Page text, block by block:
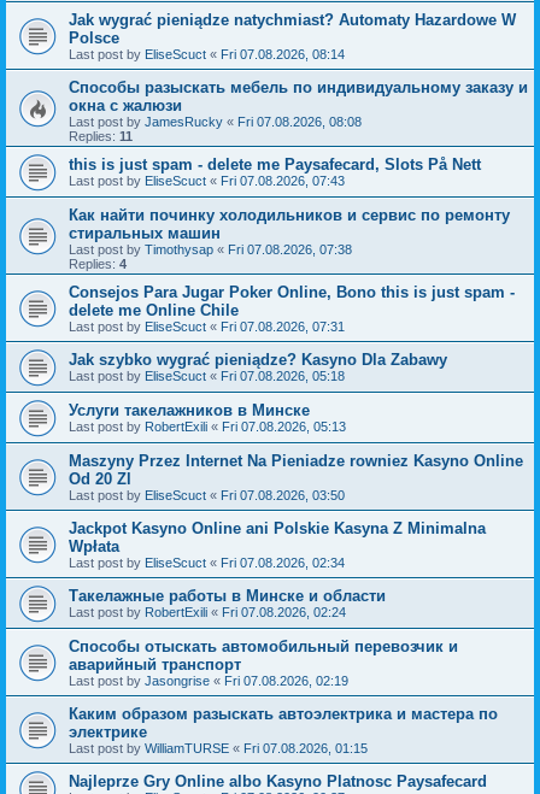
Jak wygrać pieniądze natychmiast? Automaty Hazardowe W
Polsce
Last post by EliseScuct « Fri 07.08.2026, 08:14
Способы разыскать мебель по индивидуальному заказу и
окна с жалюзи
Last post by JamesRucky « Fri 07.08.2026, 08:08
Replies: 11
this is just spam - delete me Paysafecard, Slots På Nett
Last post by EliseScuct « Fri 07.08.2026, 07:43
Как найти починку холодильников и сервис по ремонту
стиральных машин
Last post by Timothysap « Fri 07.08.2026, 07:38
Replies: 4
Consejos Para Jugar Poker Online, Bono this is just spam -
delete me Online Chile
Last post by EliseScuct « Fri 07.08.2026, 07:31
Jak szybko wygrać pieniądze? Kasyno Dla Zabawy
Last post by EliseScuct « Fri 07.08.2026, 05:18
Услуги такелажников в Минске
Last post by RobertExili « Fri 07.08.2026, 05:13
Maszyny Przez Internet Na Pieniadze rowniez Kasyno Online
Od 20 Zl
Last post by EliseScuct « Fri 07.08.2026, 03:50
Jackpot Kasyno Online ani Polskie Kasyna Z Minimalna
Wpłata
Last post by EliseScuct « Fri 07.08.2026, 02:34
Такелажные работы в Минске и области
Last post by RobertExili « Fri 07.08.2026, 02:24
Способы отыскать автомобильный перевозчик и
аварийный транспорт
Last post by Jasongrise « Fri 07.08.2026, 02:19
Каким образом разыскать автоэлектрика и мастера по
электрике
Last post by WilliamTURSE « Fri 07.08.2026, 01:15
Najleprze Gry Online albo Kasyno Platnosc Paysafecard